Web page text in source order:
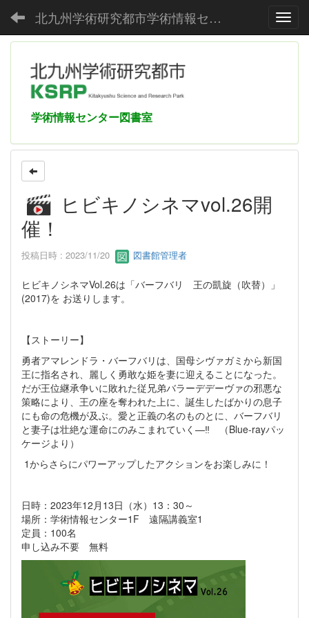
北九州学術研究都市学術情報センター
学術情報センター図書室
ヒビキノシネマvol.26開
催！
投稿日時 : 2023/11/20 図書館管理者
ヒビキノシネマVol.26は「バーフバリ 王の凱旋（吹替）」
(2017)を お送りします。
【ストーリー】
勇者アマレンドラ・バーフバリは、国母シヴァガミから新国
王に指名され、麗しく勇敢な姫を妻に迎えることになった。
だが王位継承争いに敗れた従兄弟バラーデデーヴァの邪悪な
策略により、王の座を奪われた上に、誕生したばかりの息子
にも命の危機が及ぶ。愛と正義の名のものとに、バーフバリ
と妻子は壮絶な運命にのみこまれていく—‼ （Blue-rayパッ
ケージより）
1からさらにパワーアップしたアクションをお楽しみに！
日時：2023年12月13日（水）13：30～
場所：学術情報センター1F 遠隔講義室1
定員：100名
申し込み不要 無料